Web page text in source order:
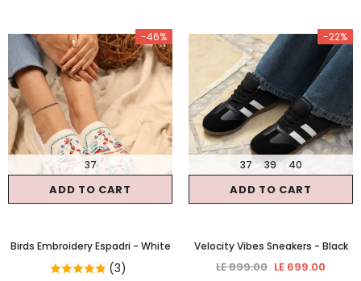
-46%
ADD TO CART
37
Birds Embroidery Espadri - White
(3)
-22%
ADD TO CART
37 39 40
Velocity Vibes Sneakers - Black
LE 899.00 LE 699.00